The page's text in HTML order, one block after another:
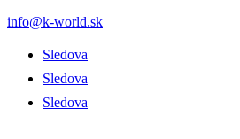
info@k-world.sk
Sledova
Sledova
Sledova